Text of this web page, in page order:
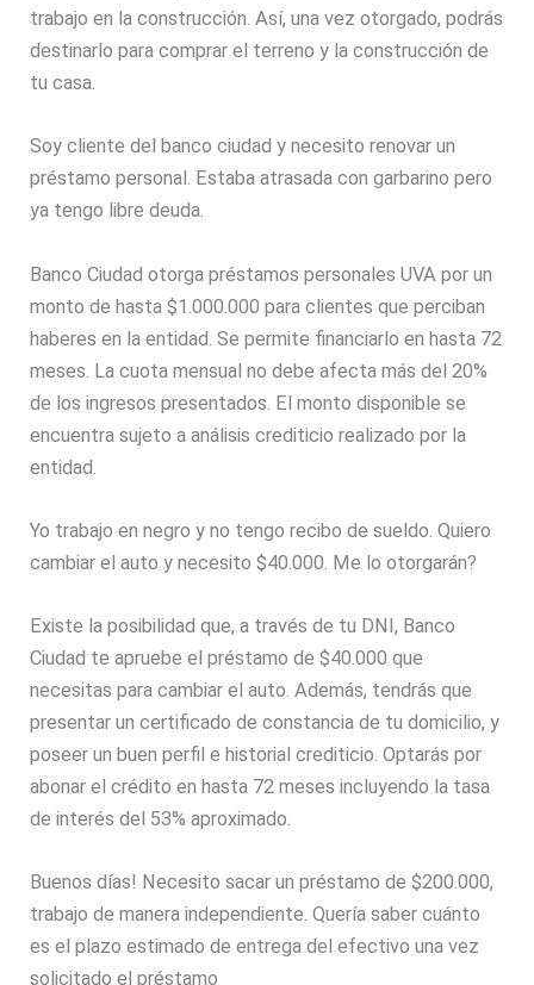
trabajo en la construcción. Así, una vez otorgado, podrás
destinarlo para comprar el terreno y la construcción de
tu casa.
Soy cliente del banco ciudad y necesito renovar un
préstamo personal. Estaba atrasada con garbarino pero
ya tengo libre deuda.
Banco Ciudad otorga préstamos personales UVA por un
monto de hasta $1.000.000 para clientes que perciban
haberes en la entidad. Se permite financiarlo en hasta 72
meses. La cuota mensual no debe afecta más del 20%
de los ingresos presentados. El monto disponible se
encuentra sujeto a análisis crediticio realizado por la
entidad.
Yo trabajo en negro y no tengo recibo de sueldo. Quiero
cambiar el auto y necesito $40.000. Me lo otorgarán?
Existe la posibilidad que, a través de tu DNI, Banco
Ciudad te apruebe el préstamo de $40.000 que
necesitas para cambiar el auto. Además, tendrás que
presentar un certificado de constancia de tu domicilio, y
poseer un buen perfil e historial crediticio. Optarás por
abonar el crédito en hasta 72 meses incluyendo la tasa
de interés del 53% aproximado.
Buenos días! Necesito sacar un préstamo de $200.000,
trabajo de manera independiente. Quería saber cuánto
es el plazo estimado de entrega del efectivo una vez
solicitado el préstamo